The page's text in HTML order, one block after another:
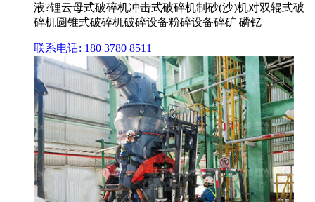
液?锂云母式破碎机冲击式破碎机制砂(沙)机对双辊式破
碎机圆锥式破碎机破碎设备粉碎设备碎矿 磷钇
联系电话: 180 3780 8511